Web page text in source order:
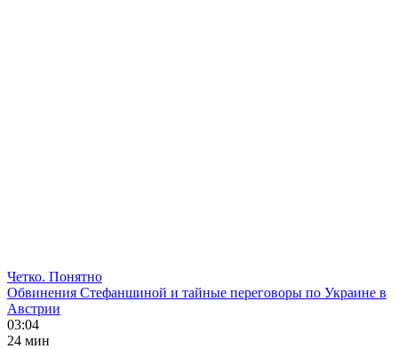
Четко. Понятно
Обвинения Стефаншиной и тайные переговоры по Украине в
Австрии
03:04
24 мин